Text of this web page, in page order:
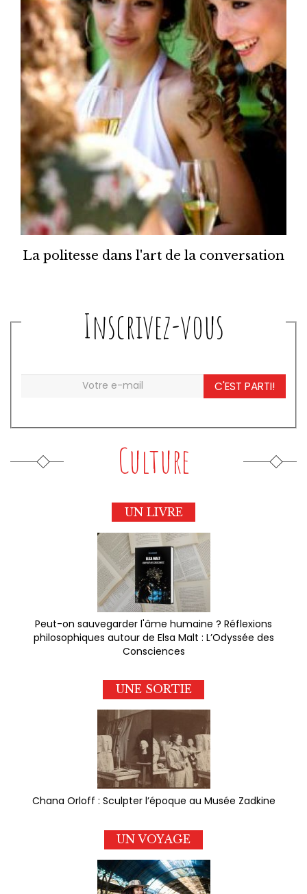
La politesse dans l'art de la conversation
Inscrivez-vous
C'EST PARTI!
Culture
UN LIVRE
Peut-on sauvegarder l'âme humaine ? Réflexions
philosophiques autour de Elsa Malt : L’Odyssée des
Consciences
UNE SORTIE
Chana Orloff : Sculpter l’époque au Musée Zadkine
UN VOYAGE